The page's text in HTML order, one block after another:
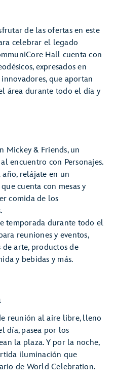
de las ofertas en este
celebrar el legado
Hall cuenta con
expresados en
que aportan
área durante todo el día y
Mickey & Friends, un
encuentro con Personajes.
año, relájate en un
cuenta con mesas y
comida de los
temporada durante todo el
reuniones y eventos,
arte, productos de
y bebidas y más.
reunión al aire libre, lleno
día, pasea por los
la plaza. Y por la noche,
iluminación que
de World Celebration.